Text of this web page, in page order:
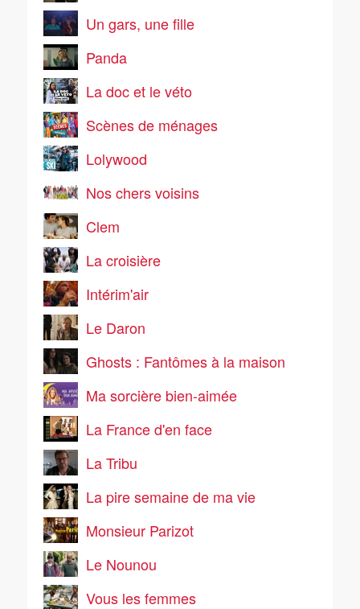
Un gars, une fille
Panda
La doc et le véto
Scènes de ménages
Lolywood
Nos chers voisins
Clem
La croisière
Intérim'air
Le Daron
Ghosts : Fantômes à la maison
Ma sorcière bien-aimée
La France d'en face
La Tribu
La pire semaine de ma vie
Monsieur Parizot
Le Nounou
Vous les femmes